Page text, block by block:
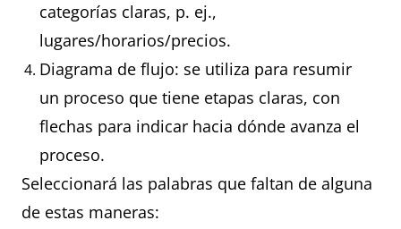
categorías claras, p. ej.,
lugares/horarios/precios.
Diagrama de flujo: se utiliza para resumir
un proceso que tiene etapas claras, con
flechas para indicar hacia dónde avanza el
proceso.
Seleccionará las palabras que faltan de alguna
de estas maneras: